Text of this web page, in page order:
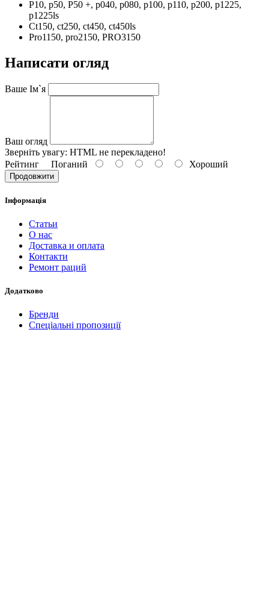
P10, p50, P50 +, p040, p080, p100, p110, р200, p1225,
p1225ls
Ct150, ct250, ct450, ct450ls
Pro1150, pro2150, PRO3150
Написати огляд
Ваше Ім`я
Ваш огляд
Зверніть увагу: HTML не перекладено!
Рейтинг Поганий Хороший
Продовжити
Інформація
Статьи
О нас
Доставка и оплата
Контакти
Ремонт раций
Додатково
Бренди
Спеціальні пропозиції